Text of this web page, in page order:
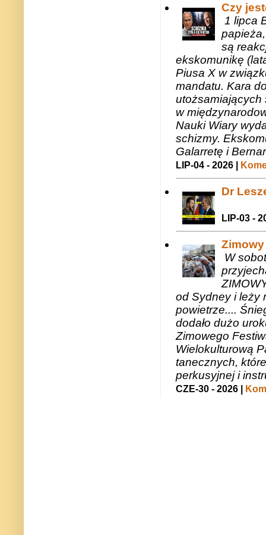
Czy
1 lipca
są
ekskomunikę
Piusa X w
mandatu. Kara
utożsamiających
w
Nauki Wiary
schizmy.
Galarretę i
LIP-04 - 2026 |
Dr
LIP-03 -
W
od Sydney i leży
powietrze....
dodało dużo
Zimowego
Wielokulturową
tanecznych,
perkusyjnej i
CZE-30 - 2026 |